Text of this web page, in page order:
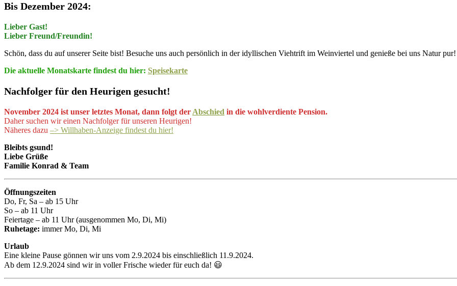
Bis Dezember 2024:
Lieber Gast!
Lieber Freund/Freundin!
Schön, dass du auf unserer Seite bist! Besuche uns auch persönlich in der idyllischen Viehtrift im Weinviertel und genieße bei uns Natur pur!
Die aktuelle Monatskarte findest du hier: Speisekarte
Nachfolger für den Heurigen gesucht!
November 2024 ist unser letztes Monat, dann folgt der Abschied in die wohlverdiente Pension.
Daher suchen wir einen Nachfolger für unseren Heurigen!
Näheres dazu –> Willhaben-Anzeige findest du hier!
Bleibts gsund!
Liebe Grüße
Familie Konrad & Team
Öffnungszeiten
Do, Fr, Sa – ab 15 Uhr
So – ab 11 Uhr
Feiertage – ab 11 Uhr (ausgenommen Mo, Di, Mi)
Ruhetage: immer Mo, Di, Mi
Urlaub
Eine kleine Pause gönnen wir uns vom 2.9.2024 bis einschließlich 11.9.2024.
Ab dem 12.9.2024 sind wir in voller Frische wieder für euch da! 😃